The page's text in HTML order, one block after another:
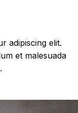
adipiscing elit.
et malesuada